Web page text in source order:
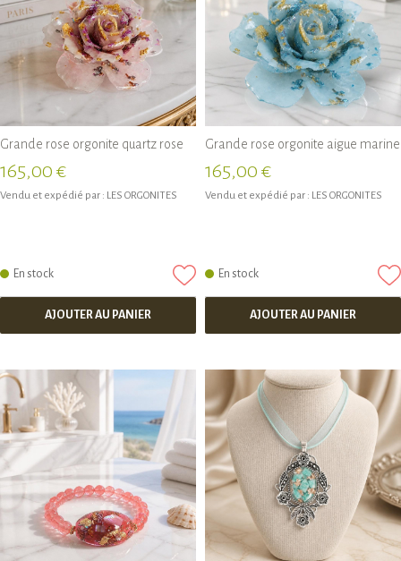
Grande rose orgonite quartz rose
165,00 €
Vendu et expédié par : LES ORGONITES
En stock
AJOUTER AU PANIER
Grande rose orgonite aigue marine
165,00 €
Vendu et expédié par : LES ORGONITES
En stock
AJOUTER AU PANIER